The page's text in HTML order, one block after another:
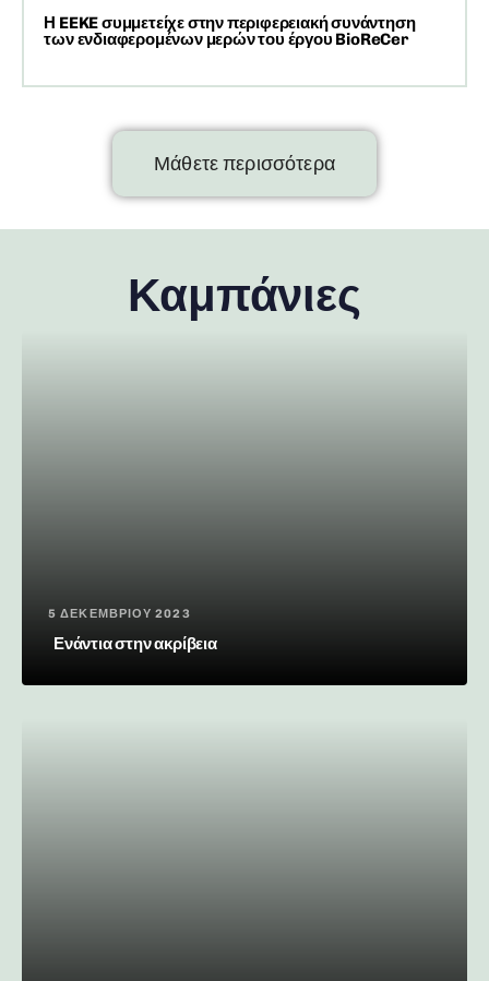
Η EEKE συμμετείχε στην περιφερειακή συνάντηση
των ενδιαφερομένων μερών του έργου BioReCer
Μάθετε περισσότερα
Καμπάνιες
5 ΔΕΚΕΜΒΡΊΟΥ 2023
Ενάντια στην ακρίβεια